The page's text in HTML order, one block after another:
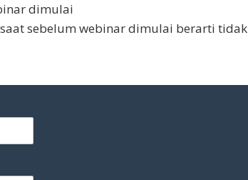
dimulai
sebelum webinar dimulai berarti tidak